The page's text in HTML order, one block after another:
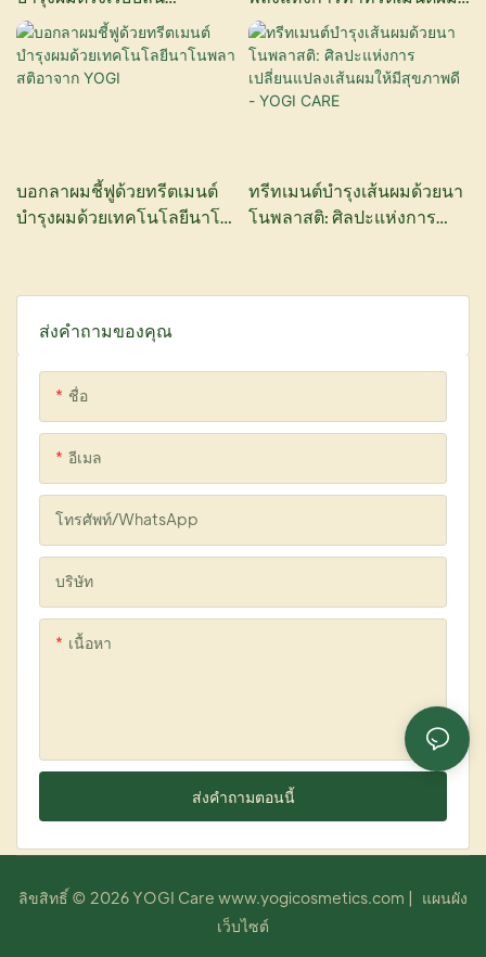
ส่งคำถามของคุณ
ชื่อ
อีเมล
โทรศัพท์/WhatsApp
บริษัท
เนื้อหา
ส่งคำถามตอนนี้
ปราศจากฟอร์มาลดีไฮด์ สูตร
นาโน จาก YOGI Cosmetics
ด้วยนาโนพลาสตี้ - โยจิแคร์
บอกลาผมชี้ฟูด้วยทรีตเมนต์
บำรุงผมด้วยเทคโนโลยีนาโน
ทรีทเมนต์บำรุงเส้นผมด้วยนา
โนพลาสติ: ศิลปะแห่งการ
ลิขสิทธิ์ © 2026 YOGI Care www.yogicosmetics.com |
แผนผัง
เว็บไซต์